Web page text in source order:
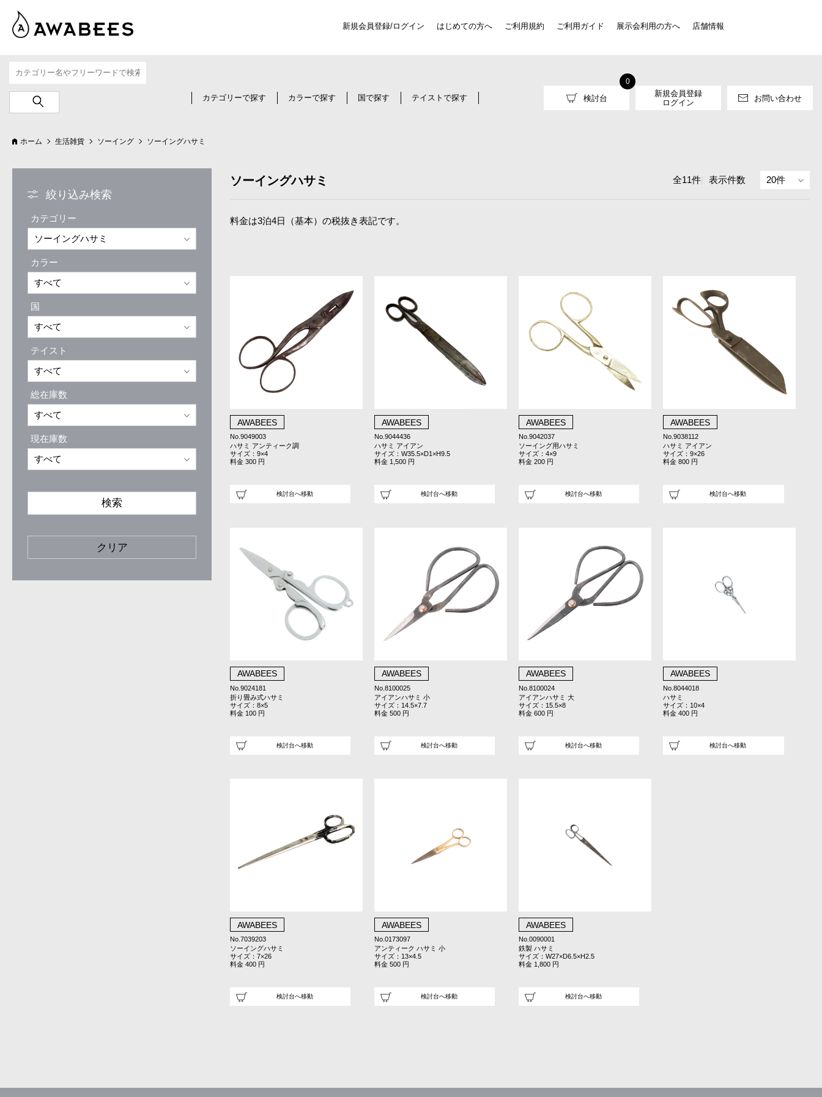
新規会員登録/ログイン はじめての方へ ご利用規約 ご利用ガイド 展示会利用の方へ 店舗情報
カテゴリーで探す カラーで探す 国で探す テイストで探す 検討台
0
新規会員登録
ログイン
お問い合わせ
ホーム 生活雑貨 ソーイング ソーイングハサミ
絞り込み検索
カテゴリー
カラー
国
テイスト
総在庫数
現在庫数
検索
ソーイングハサミ 全11件 表示件数
料金は3泊4日（基本）の税抜き表記です。
AWABEES
No.9049003
ハサミ アンティーク調
サイズ：9×4
料金 300 円
検討台へ移動
AWABEES
No.9044436
ハサミ アイアン
サイズ：W35.5×D1×H9.5
料金 1,500 円
検討台へ移動
AWABEES
No.9042037
ソーイング用ハサミ
サイズ：4×9
料金 200 円
検討台へ移動
AWABEES
No.9038112
ハサミ アイアン
サイズ：9×26
料金 800 円
検討台へ移動
AWABEES
No.9024181
折り畳み式ハサミ
サイズ：8×5
料金 100 円
検討台へ移動
AWABEES
No.8100025
アイアンハサミ 小
サイズ：14.5×7.7
料金 500 円
検討台へ移動
AWABEES
No.8100024
アイアンハサミ 大
サイズ：15.5×8
料金 600 円
検討台へ移動
AWABEES
No.8044018
ハサミ
サイズ：10×4
料金 400 円
検討台へ移動
AWABEES
No.7039203
ソーイングハサミ
サイズ：7×26
料金 400 円
検討台へ移動
AWABEES
No.0173097
アンティーク ハサミ 小
サイズ：13×4.5
料金 500 円
検討台へ移動
AWABEES
No.0090001
鉄製 ハサミ
サイズ：W27×D6.5×H2.5
料金 1,800 円
検討台へ移動